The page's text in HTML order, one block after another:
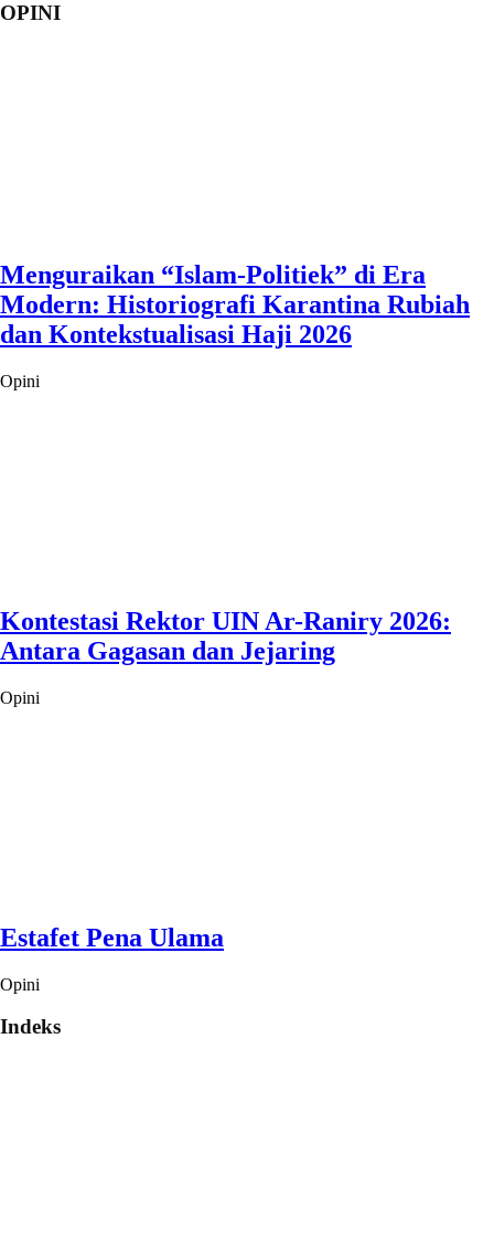
OPINI
Menguraikan “Islam-Politiek” di Era
Modern: Historiografi Karantina Rubiah
dan Kontekstualisasi Haji 2026
Opini
Kontestasi Rektor UIN Ar-Raniry 2026:
Antara Gagasan dan Jejaring
Opini
Estafet Pena Ulama
Opini
Indeks